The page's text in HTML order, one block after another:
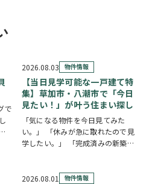
で
st/s…
2026.08.03 物件情報
【当日見学可能な一戸建て特
集】草加市・八潮市で「今日
見たい！」が叶う住まい探し
「気になる物件を今日見てみた
い。」 「休みが急に取れたので見
学したい。」 「完成済みの新築を
一戸建て】です。 草加市民ハウジ
2026.08.01 物件情報